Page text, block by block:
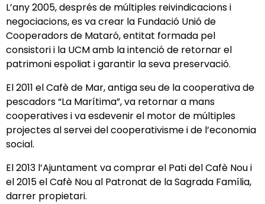
L’any 2005, després de múltiples reivindicacions i
negociacions, es va crear la Fundació Unió de
Cooperadors de Mataró, entitat formada pel
consistori i la UCM amb la intenció de retornar el
patrimoni espoliat i garantir la seva preservació.
El 2011 el Cafè de Mar, antiga seu de la cooperativa de
pescadors “La Marítima”, va retornar a mans
cooperatives i va esdevenir el motor de múltiples
projectes al servei del cooperativisme i de l’economia
social.
El 2013 l’Ajuntament va comprar el Pati del Cafè Nou i
el 2015 el Cafè Nou al Patronat de la Sagrada Família,
darrer propietari.